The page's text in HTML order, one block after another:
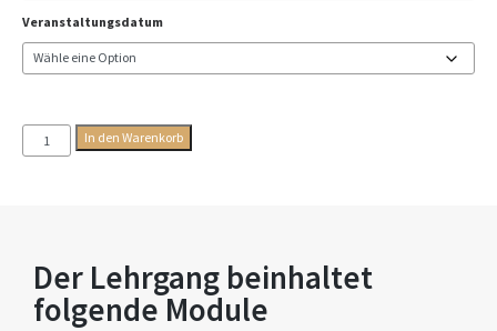
Veranstaltungsdatum
In den Warenkorb
Der Lehrgang beinhaltet
folgende Module